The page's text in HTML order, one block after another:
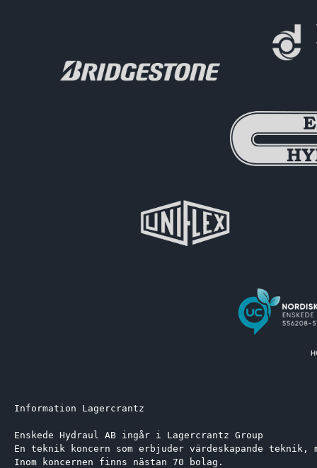
Information Lagercrantz
Enskede Hydraul AB ingår i Lagercrantz Group
En teknik koncern som erbjuder värdeskapande
Inom koncernen finns nästan 70 bolag.